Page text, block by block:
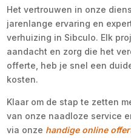
Het vertrouwen in onze
jarenlange ervaring en
verhuizing in Sibculo. Elk
aandacht en zorg die het
offerte, heb je snel een
kosten.
Klaar om de stap te zetten
van onze naadloze service
via onze handige online